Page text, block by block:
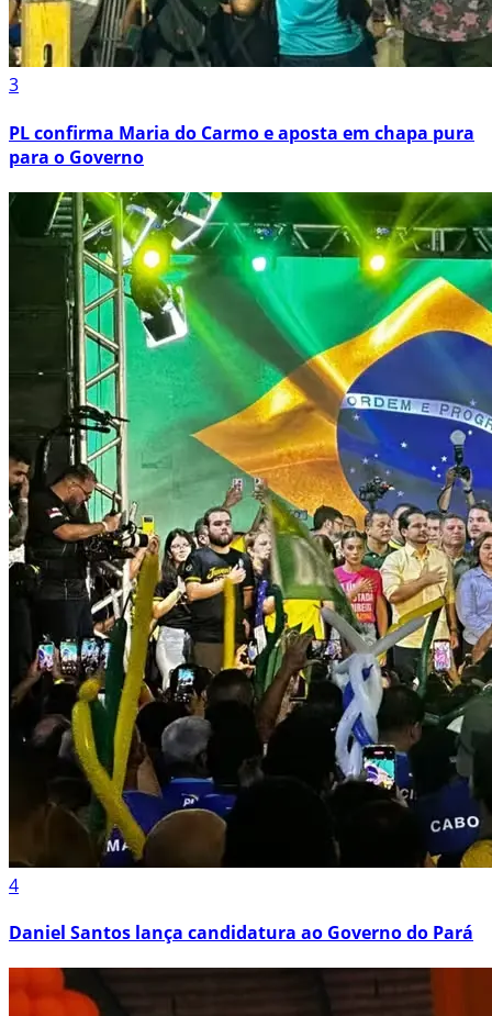
3
PL confirma Maria do Carmo e aposta em chapa pura
para o Governo
4
Daniel Santos lança candidatura ao Governo do Pará